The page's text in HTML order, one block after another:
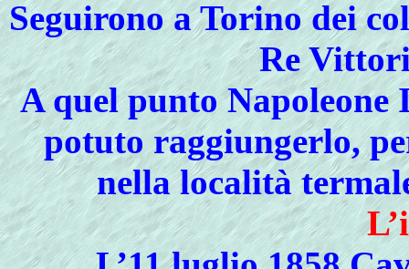
Seguirono a Torino dei
Re
A quel punto Napoleone
potuto raggiungerlo,
nella località